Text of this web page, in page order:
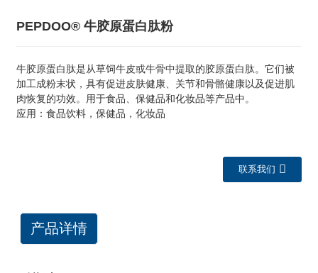
PEPDOO® 牛胶原蛋白肽粉
牛胶原蛋白肽是从草饲牛皮或牛骨中提取的胶原蛋白肽。它们被
加工成粉末状，具有促进皮肤健康、关节和骨骼健康以及促进肌
肉恢复的功效。用于食品、保健品和化妆品等产品中。
应用：食品饮料，保健品，化妆品
联系我们
产品详情